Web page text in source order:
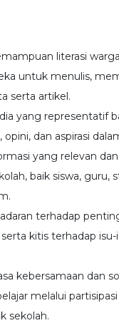
literasi
untuk menulis,
serta artikel.
yang representatif
opini, dan aspirasi
yang relevan
baik siswa, guru,
terhadap
kitis terhadap
kebersamaan dan
melalui
sekolah.